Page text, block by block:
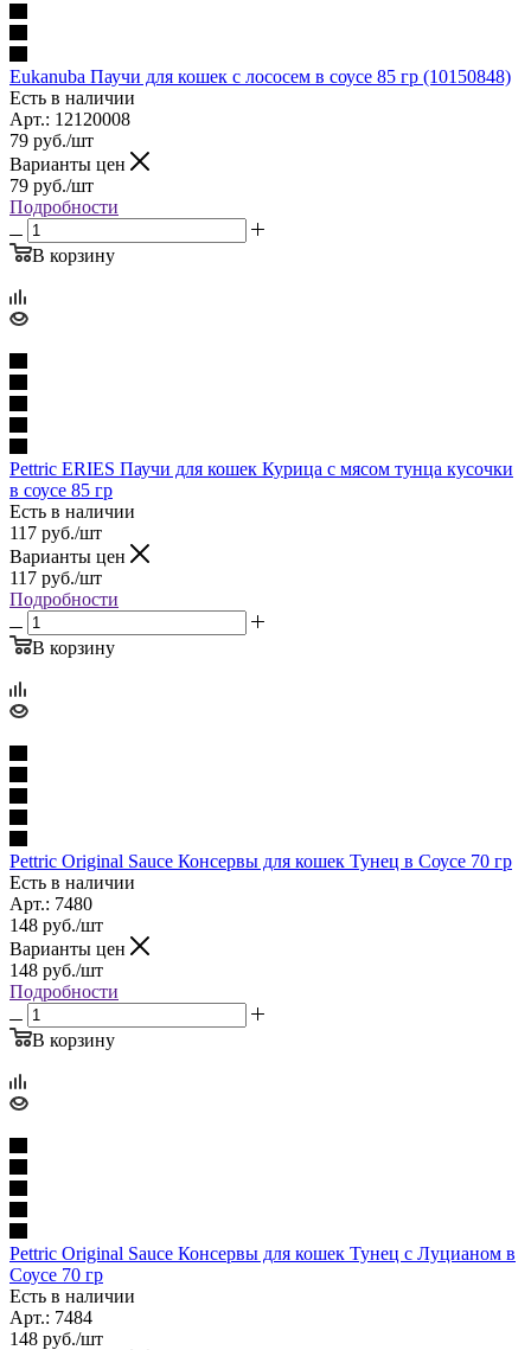
Eukanuba Паучи для кошек с лососем в соусе 85 гр (10150848)
Есть в наличии
Арт.: 12120008
79 руб./шт
Варианты цен
79 руб./шт
Подробности
В корзину
Pettric ERIES Паучи для кошек Курица с мясом тунца кусочки
в соусе 85 гр
Есть в наличии
117 руб./шт
Варианты цен
117 руб./шт
Подробности
В корзину
Pettric Original Sauce Консервы для кошек Тунец в Соусе 70 гр
Есть в наличии
Арт.: 7480
148 руб./шт
Варианты цен
148 руб./шт
Подробности
В корзину
Pettric Original Sauce Консервы для кошек Тунец с Луцианом в
Соусе 70 гр
Есть в наличии
Арт.: 7484
148 руб./шт